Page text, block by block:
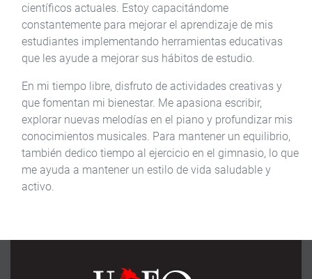
científicos actuales. Estoy capacitándome
constantemente para mejorar el aprendizaje de mis
estudiantes implementando herramientas educativas
que les ayude a mejorar sus hábitos de estudio.
En mi tiempo libre, disfruto de actividades creativas y
que fomentan mi bienestar. Me apasiona escribir,
explorar nuevas melodías en el piano y profundizar mis
conocimientos musicales. Para mantener un equilibrio,
también dedico tiempo al ejercicio en el gimnasio, lo que
me ayuda a mantener un estilo de vida saludable y
activo.